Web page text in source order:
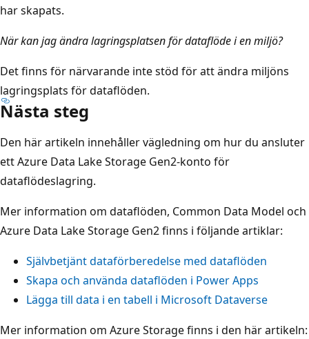
har skapats.
När kan jag ändra lagringsplatsen för dataflöde i en miljö?
Det finns för närvarande inte stöd för att ändra miljöns
lagringsplats för dataflöden.
Nästa steg
Den här artikeln innehåller vägledning om hur du ansluter
ett Azure Data Lake Storage Gen2-konto för
dataflödeslagring.
Mer information om dataflöden, Common Data Model och
Azure Data Lake Storage Gen2 finns i följande artiklar:
Självbetjänt dataförberedelse med dataflöden
Skapa och använda dataflöden i Power Apps
Lägga till data i en tabell i Microsoft Dataverse
Mer information om Azure Storage finns i den här artikeln: